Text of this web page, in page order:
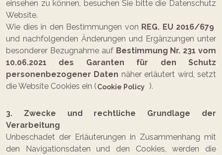
einsehen zu können, besuchen Sie bitte die Datenschutz
Website.
Wie dies in den Bestimmungen von REG. EU 2016/679
und nachfolgenden Änderungen und Ergänzungen unter
besonderer Bezugnahme auf Bestimmung Nr. 231 vom
10.06.2021 des Garanten für den Schutz
personenbezogener Daten näher erläutert wird, setzt
die Website Cookies ein (Cookie Policy ).
3. Zwecke und rechtliche Grundlage der
Verarbeitung
Unbeschadet der Erläuterungen in Zusammenhang mit
den Navigationsdaten und den Cookies, werden die